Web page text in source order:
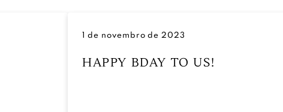
1 de novembro de 2023
HAPPY BDAY TO US!